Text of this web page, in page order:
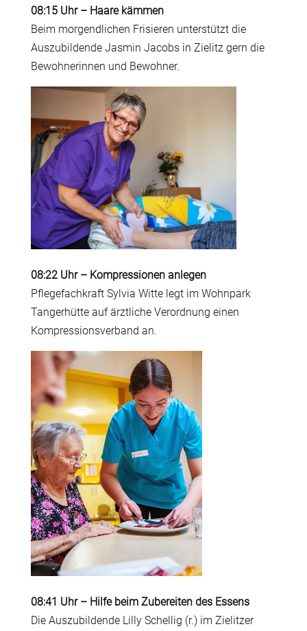
08:15 Uhr– Haare kämmen
Beim morgendlichen Frisieren unterstützt die
Auszubildende Jasmin Jacobs in Zielitz gern die
Bewohnerinnen und Bewohner.
08:22 Uhr– Kompressionen anlegen
Pflegefachkraft Sylvia Witte legt im Wohnpark
Tangerhütte auf ärztliche Verordnung einen
Kompressionsverband an.
08:41 Uhr– Hilfe beim Zubereiten des Essens
Die Auszubildende Lilly Schellig (r.) im Zielitzer